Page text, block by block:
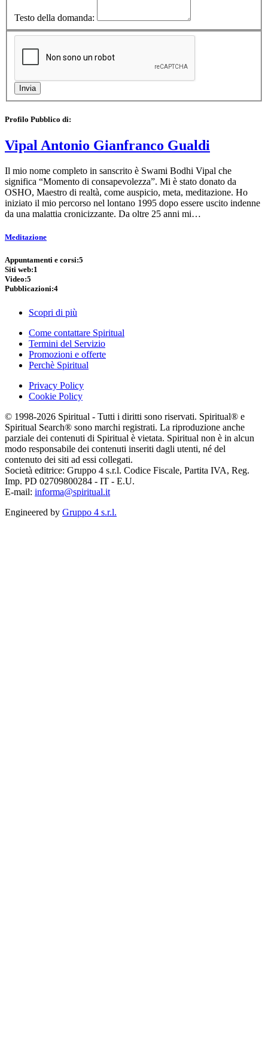
Testo della domanda:
Profilo Pubblico di:
Vipal Antonio Gianfranco Gualdi
Il mio nome completo in sanscrito è Swami Bodhi Vipal che
significa “Momento di consapevolezza”. Mi è stato donato da
OSHO, Maestro di realtà, come auspicio, meta, meditazione. Ho
iniziato il mio percorso nel lontano 1995 dopo essere uscito indenne
da una malattia cronicizzante. Da oltre 25 anni mi…
Meditazione
Appuntamenti e corsi:5
Siti web:1
Video:5
Pubblicazioni:4
Scopri di più
Come contattare Spiritual
Termini del Servizio
Promozioni e offerte
Perchè Spiritual
Privacy Policy
Cookie Policy
© 1998-2026 Spiritual - Tutti i diritti sono riservati. Spiritual® e
Spiritual Search® sono marchi registrati. La riproduzione anche
parziale dei contenuti di Spiritual è vietata. Spiritual non è in alcun
modo responsabile dei contenuti inseriti dagli utenti, né del
contenuto dei siti ad essi collegati.
Società editrice: Gruppo 4 s.r.l. Codice Fiscale, Partita IVA, Reg.
Imp. PD 02709800284 - IT - E.U.
E-mail: informa@spiritual.it
Engineered by Gruppo 4 s.r.l.